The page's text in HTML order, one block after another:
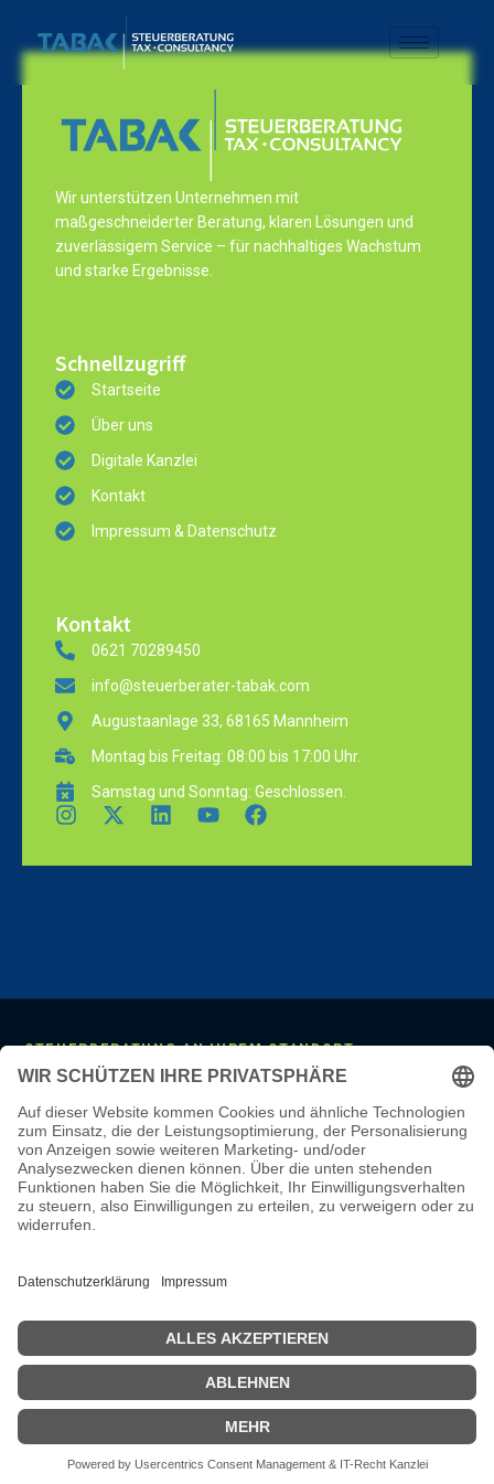
Wir unterstützen Unternehmen mit
maßgeschneiderter Beratung, klaren Lösungen und
zuverlässigem Service – für nachhaltiges Wachstum
und starke Ergebnisse.
Schnellzugriff
Startseite
Über uns
Digitale Kanzlei
Kontakt
Impressum & Datenschutz
Kontakt
0621 70289450
info@steuerberater-tabak.com
Augustaanlage 33, 68165 Mannheim
Montag bis Freitag: 08:00 bis 17:00 Uhr.
Samstag und Sonntag: Geschlossen.
STEUERBERATUNG AN IHREM STANDORT
Mannheim· Ludwigshafen Heidelberg· Frankfurt
Darmstadt
· Wiesbaden ·Mainz·Stuttgart· Karlsruhe ·Freiburg·
München· Augsburg· Nürnberg·Regensburg· Köln
Aachen·Düsseldorf·Duisburg ·Essen· Dortmund·Münster
Bielefeld· Hannover ·Bremen·Hamburg ·Kiel ·Berlin·
Leipzig ·Erfurt
LEISTUNGEN & WISSEN
Steuerberatung·Monatliche Buchhaltung·Lohnbuchhaltung·
Steuerberater-Kosten
Steuer-Glossar·Steuer-Wissen·Karriere·
Steuerberater Mannheim